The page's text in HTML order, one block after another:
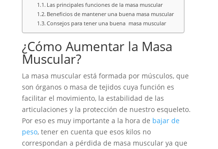
Las principales funciones de la masa muscular
Beneficios de mantener una buena masa muscular
Consejos para tener una buena masa muscular
¿Cómo Aumentar la Masa
Muscular?
La masa muscular está formada por músculos, que
son órganos o masa de tejidos cuya función es
facilitar el movimiento, la estabilidad de las
articulaciones y la protección de nuestro esqueleto.
Por eso es muy importante a la hora de bajar de
peso, tener en cuenta que esos kilos no
correspondan a pérdida de masa muscular ya que